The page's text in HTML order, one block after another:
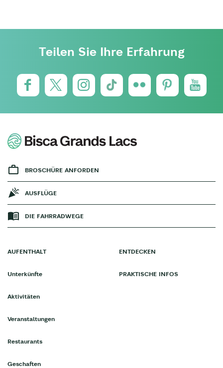
Teilen Sie Ihre Erfahrung
BROSCHÜRE ANFORDEN
AUSFLÜGE
DIE FAHRRADWEGE
AUFENTHALT
Unterkünfte
Aktivitäten
Veranstaltungen
Restaurants
Geschaften
ENTDECKEN
PRAKTISCHE INFOS